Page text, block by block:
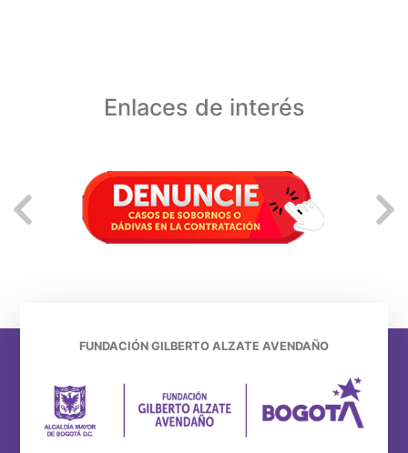
Enlaces de interés
FUNDACIÓN GILBERTO ALZATE AVENDAÑO